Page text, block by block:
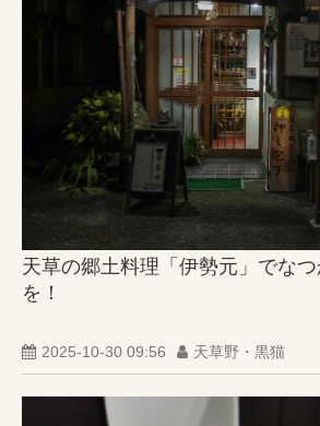
天草の郷土料理「伊勢元」でな
を！
2025-10-30 09:56 天草野・黒猫